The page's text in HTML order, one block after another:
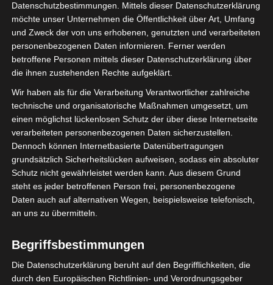
Die isdv macht mit:
Veranstaltungswirtschaft (IGVW) e.V. setzt
mit der Plattform „nx-gen“ die erfolgreiche
Schweizer Bildungsoffensive „Next
Datenschutzbestimmungen. Mittels dieser Datenschutzerklärung
möchte unser Unternehmen die Öffentlichkeit über Art, Umfang
und Zweck der von uns erhobenen, genutzten und verarbeiteten
personenbezogenen Daten informieren. Ferner werden
betroffene Personen mittels dieser Datenschutzerklärung über
die ihnen zustehenden Rechte aufgeklärt.
Wir haben als für die Verarbeitung Verantwortlicher zahlreiche
technische und organisatorische Maßnahmen umgesetzt, um
einen möglichst lückenlosen Schutz der über diese Internetseite
verarbeiteten personenbezogenen Daten sicherzustellen.
Dennoch können Internetbasierte Datenübertragungen
grundsätzlich Sicherheitslücken aufweisen, sodass ein absoluter
Schutz nicht gewährleistet werden kann. Aus diesem Grund
steht es jeder betroffenen Person frei, personenbezogene
Daten auch auf alternativen Wegen, beispielsweise telefonisch,
an uns zu übermitteln.
Begriffsbestimmungen
Die Datenschutzerklärung beruht auf den Begrifflichkeiten, die
durch den Europäischen Richtlinien- und Verordnungsgeber